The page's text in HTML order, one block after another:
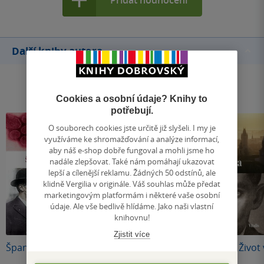
Další knihy autora
Španělská chřipka
verze)
Franz Kafka - Život
Praze
Cookies a osobní údaje? Knihy to
potřebují.
O souborech cookies jste určitě již slyšeli. I my je
využíváme ke shromažďování a analýze informací,
aby náš e-shop dobře fungoval a mohli jsme ho
nadále zlepšovat. Také nám pomáhají ukazovat
lepší a cílenější reklamu. Žádných 50 odstínů, ale
klidně Vergilia v originále. Váš souhlas může předat
marketingovým platformám i některé vaše osobní
údaje. Ale vše bedlivě hlídáme. Jako naši vlastní
knihovnu!
Zjistit více